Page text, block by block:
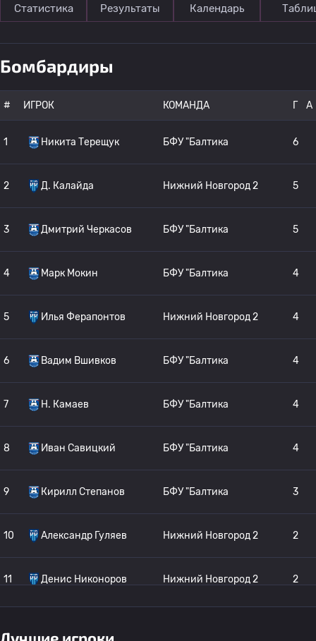
Статистика Результаты Календарь
Бомбардиры
# ИГРОК КОМАНДА Г A
1 Никита Терещук БФУ "Балтика 6
2 Д. Калайда Нижний Новгород 2 5
3 Дмитрий Черкасов БФУ "Балтика 5
4 Марк Мокин БФУ "Балтика 4
5 Илья Ферапонтов Нижний Новгород 2 4
6 Вадим Вшивков БФУ "Балтика 4
7 Н. Камаев БФУ "Балтика 4
8 Иван Савицкий БФУ "Балтика 4
9 Кирилл Степанов БФУ "Балтика 3
10 Александр Гуляев Нижний Новгород 2 2
11 Денис Никоноров Нижний Новгород 2 2